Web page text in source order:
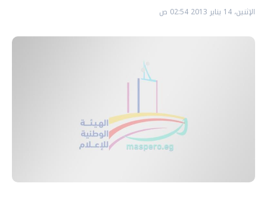
الإثنين، 14 يناير 2013 02:54 ص